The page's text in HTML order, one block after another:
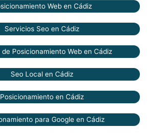
Web en Cádiz
Servicios Seo en Cádiz
de Posicionamiento Web en Cádiz
Seo Local en Cádiz
Posicionamiento en Cádiz
para Google en Cádiz